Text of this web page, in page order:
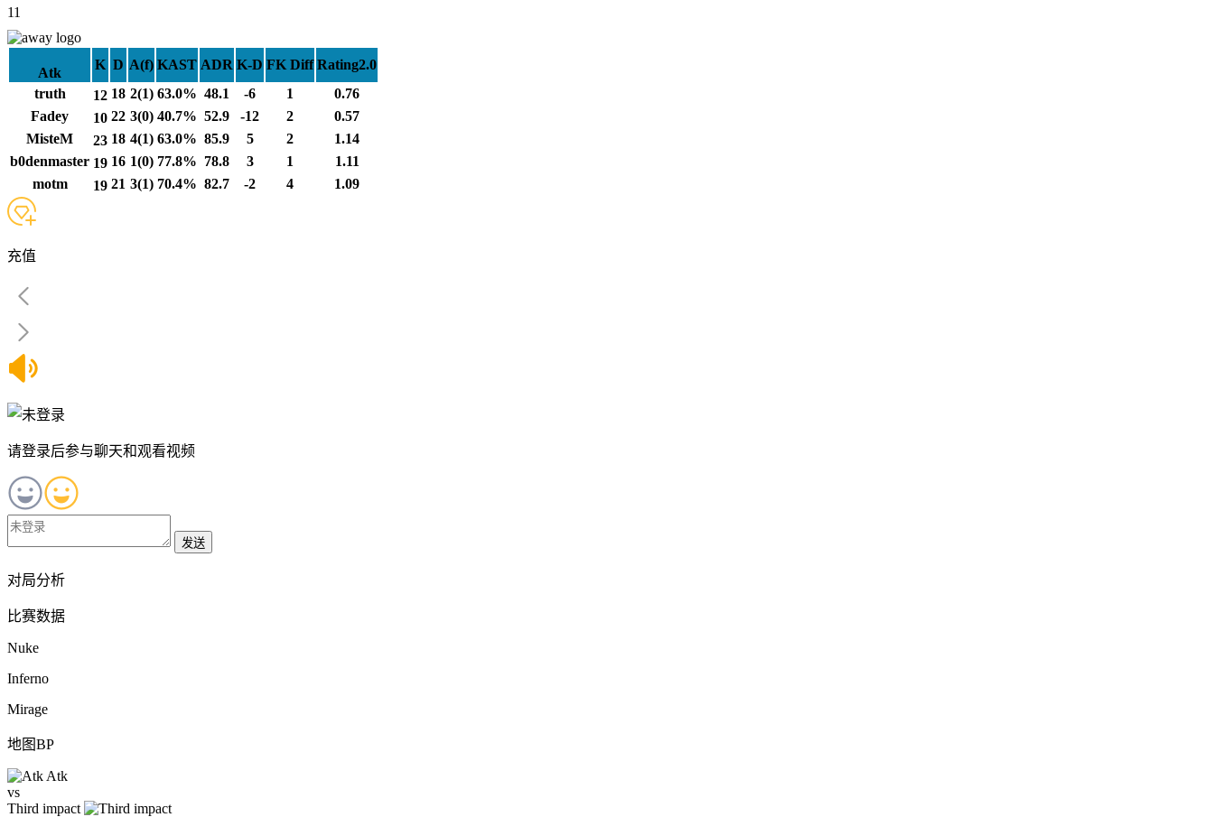
11
Atk
K D A(f) KAST ADR K-D FK Diff Rating2.0
truth
12 18 2(1) 63.0% 48.1 -6 1
0.76
Fadey
10 22 3(0) 40.7% 52.9 -12 2
0.57
MisteM
23 18 4(1) 63.0% 85.9 5 2
1.14
b0denmaster 19 16 1(0) 77.8% 78.8 3 1
1.11
motm
19 21 3(1) 70.4% 82.7 -2 4 1.09
充值
请登录后参与聊天和观看视频
发送
对局分析
比赛数据
Nuke
Inferno
Mirage
地图BP
Atk
vs
Third impact